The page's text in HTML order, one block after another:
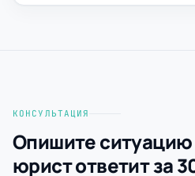
КОНСУЛЬТАЦИЯ
Опишите
юрист ответит за